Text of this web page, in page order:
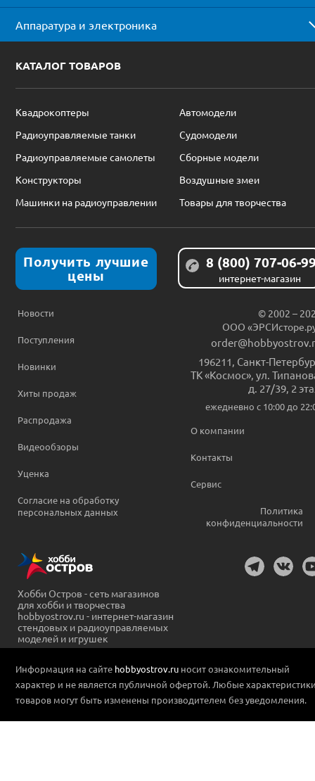
Аппаратура и электроника
КАТАЛОГ ТОВАРОВ
Квадрокоптеры
Автомодели
Радиоуправляемые танки
Судомодели
Радиоуправляемые самолеты
Сборные модели
Конструкторы
Воздушные змеи
Машинки на радиоуправлении
Товары для творчества
Получить лучшие
цены
8 (800) 707-06-
интернет-магазин
Новости
Поступления
Новинки
Хиты продаж
Распродажа
Видеообзоры
Уценка
Согласие на обработку
персональных данных
© 2002 –
ООО
196211 Санкт-
ТК «Космос», ул.
д. 27/39, 2
ежедневно c 10:00 до
О компании
Контакты
Сервис
Политика
конфиденциальности
Хобби Остров - сеть магазинов
для хобби и творчества
hobbyostrov.ru - интернет-магазин
стендовых и радиоуправляемых
моделей и игрушек
Информация на сайте hobbyostrov.ru носит ознакомительный
характер и не является публичной офертой. Любые
товаров могут быть изменены производителем без уведомления.